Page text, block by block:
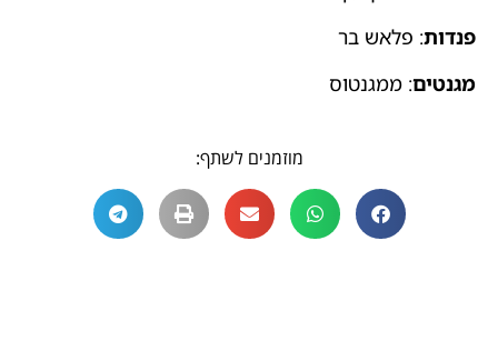
פנדות: פלאש בר
מגנטים: ממגנטוס
מוזמנים לשתף: